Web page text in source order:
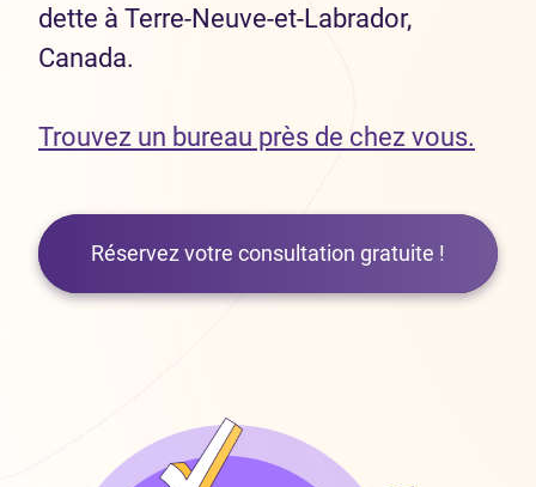
dette à Terre-Neuve-et-Labrador,
Canada.
Trouvez un bureau près de chez vous.
Réservez votre consultation gratuite !